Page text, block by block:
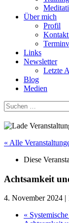
Über mich
Profil
Links
Newsletter
Letzte
Blog
Medien
Suchen
nach:
« Alle
Diese
Achtsamkeit
4. November 2024 |
«